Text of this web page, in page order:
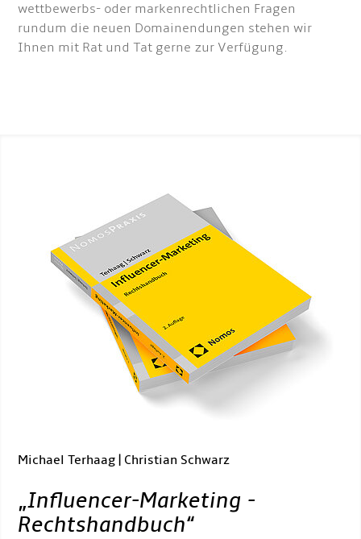
wettbewerbs- oder markenrechtlichen Fragen
rundum die neuen Domainendungen stehen wir
Ihnen mit Rat und Tat gerne zur Verfügung.
Michael Terhaag | Christian Schwarz
„Influencer-Marketing -
Rechtshandbuch“